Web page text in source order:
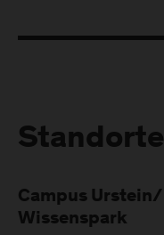
Standorte
Campus Urstein/
Wissenspark